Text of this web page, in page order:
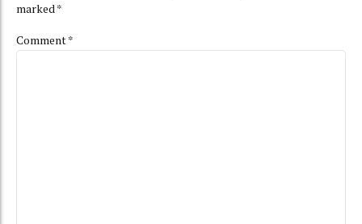
marked *
Comment*